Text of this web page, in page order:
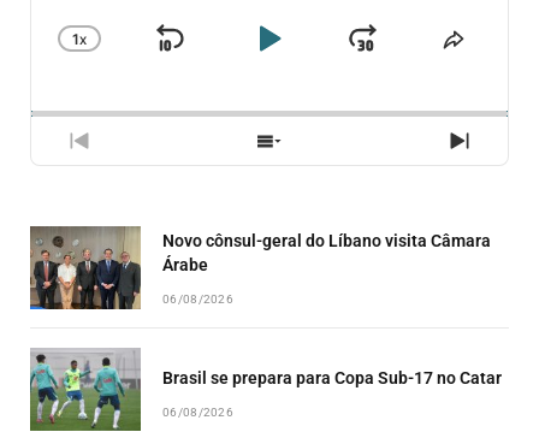
CHANGE
1X
SKIP
PLAYJUMP
PREVIOUS
EPISODE
SHOW
EPISODES
NEXT
Novo cônsul-geral do Líbano visita Câmara
Árabe
06/08/2026
Brasil se prepara para Copa Sub-17 no Catar
06/08/2026